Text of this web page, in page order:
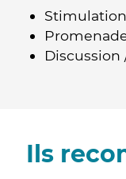
Stimulation
Discussion
Ils